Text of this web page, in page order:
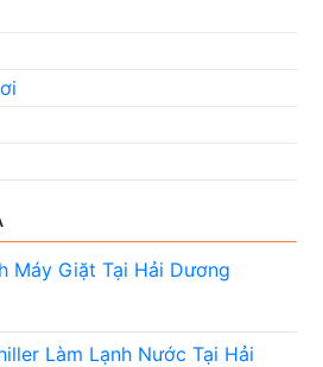
Máy Giặt Tại Hải Dương
Làm Lạnh Nước Tại Hải